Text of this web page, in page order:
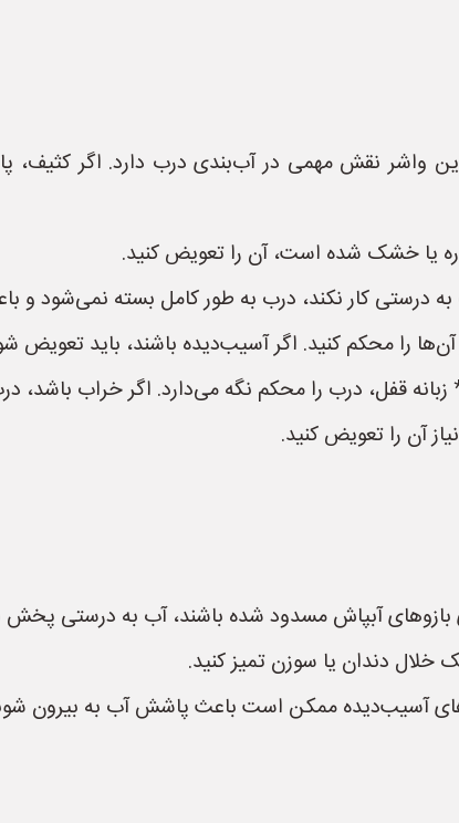
واشر نقش مهمی در آب‌بندی درب دارد. اگر کثیف،
یا خشک شده است، آن را تعویض کنید.
درستی کار نکند، درب به طور کامل بسته نمی‌شود
را محکم کنید. اگر آسیب‌دیده باشند، باید تعویض
قفل، درب را محکم نگه می‌دارد. اگر خراب باشد،
آن را تعویض کنید.
آبپاش مسدود شده باشند، آب به درستی
خلال دندان یا سوزن تمیز کنید.
آسیب‌دیده ممکن است باعث پاشش آب به بیرون